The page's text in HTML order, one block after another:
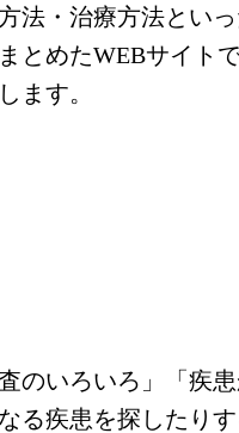
法・治療方法とい
とめたWEBサイト
ます。
のいろいろ」「疾
る疾患を探したりす